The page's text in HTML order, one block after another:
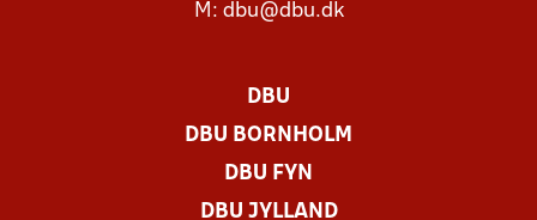
M: dbu@dbu.dk
DBU
DBU BORNHOLM
DBU FYN
DBU JYLLAND